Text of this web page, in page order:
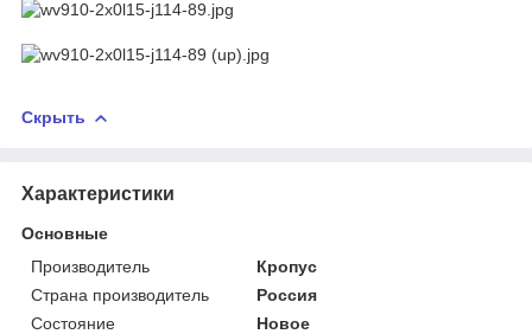
Скрыть
Характеристики
Основные
Производитель
Кропус
Страна производитель
Россия
Состояние
Новое